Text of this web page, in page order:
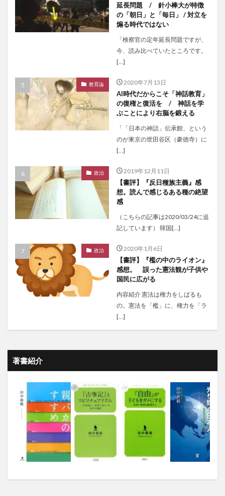
延長問題 / 針小棒大が特徴
の「朝日」と「毎日」 / 対立を
煽る時代ではない
「検察官の定年延長問題ですが、
今、読み比べていたところです。
[…]
教育論 2020年7月13日
AI時代だからこそ「神話教育」
の復権と復活を / 神話を学
ぶことにより右脳を鍛える
「「日本の神話」伝承館、という
のが東京の世田谷区（豪徳寺）に
[…]
政治 2019年12月11日
【書評】『反日種族主義』感
想。読んで感じるある種の絶望
感
（こちらの記事は2020/03/24に追
記しています） 韓国[…]
政治 2020年1月6日
【書評】『檻の中のライオン』
感想。 誤った憲法観が子供や
国民に広がる
内容紹介 憲法は権力をしばるも
の。憲法を「檻」に、権力を「ラ
[…]
著書紹介